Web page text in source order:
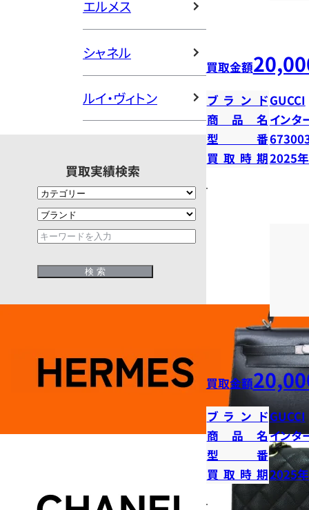
エルメス
シャネル
ルイ・ヴィトン
買取実績検索
買取金額
ブランドGUCCI
商品名 インタ
型番
買取時期2025
買取金額
ブランドGUCCI
商品名インタ
型番
買取時期2025